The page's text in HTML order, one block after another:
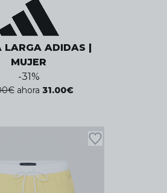
LARGA ADIDAS |
MUJER
-31%
€ ahora 31.00€